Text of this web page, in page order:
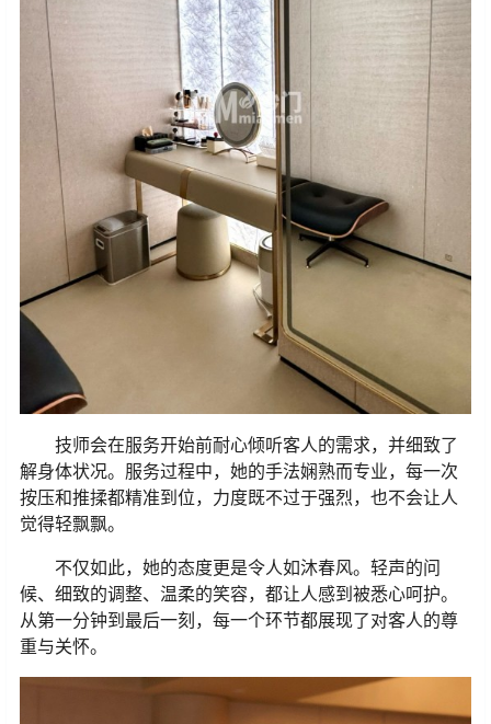
技师会在服务开始前耐心倾听客人的需求，并细致了
解身体状况。服务过程中，她的手法娴熟而专业，每一次
按压和推揉都精准到位，力度既不过于强烈，也不会让人
觉得轻飘飘。
不仅如此，她的态度更是令人如沐春风。轻声的问
候、细致的调整、温柔的笑容，都让人感到被悉心呵护。
从第一分钟到最后一刻，每一个环节都展现了对客人的尊
重与关怀。